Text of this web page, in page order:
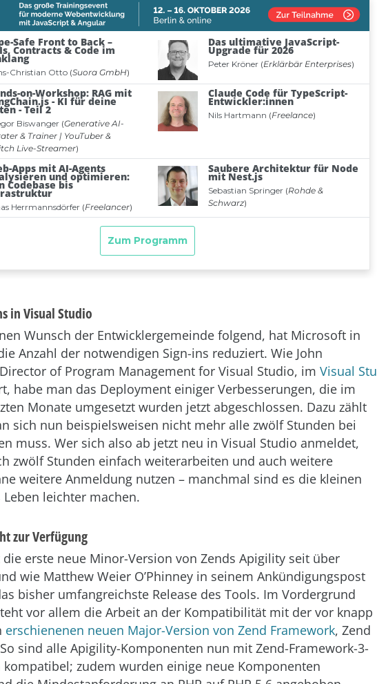
in Visual Studio
Wunsch der Entwicklergemeinde folgend, hat Microsoft in
Anzahl der notwendigen Sign-ins reduziert. Wie John
of Program Management for Visual Studio, im Visual Stu
habe man das Deployment einiger Verbesserungen, die im
Monate umgesetzt wurden jetzt abgeschlossen. Dazu zählt
sich nun beispielsweisen nicht mehr alle zwölf Stunden bei
muss. Wer sich also ab jetzt neu in Visual Studio anmeldet,
zwölf Stunden einfach weiterarbeiten und auch weitere
weitere Anmeldung nutzen – manchmal sind es die kleinen
Leben leichter machen.
zur Verfügung
erste neue Minor-Version von Zends Apigility seit über
wie Matthew Weier O’Phinney in seinem Ankündigungspost
bisher umfangreichste Release des Tools. Im Vordergrund
vor allem die Arbeit an der Kompatibilität mit der vor knapp
erschienenen neuen Major-Version von Zend Framework, Zend
sind alle Apigility-Komponenten nun mit Zend-Framework-3-
zudem wurden einige neue Komponenten